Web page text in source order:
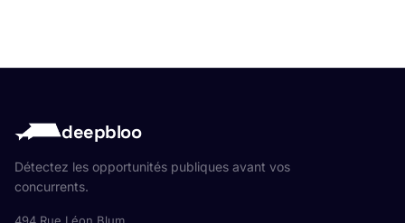
deepbloo
Détectez les opportunités publiques avant vos
concurrents.